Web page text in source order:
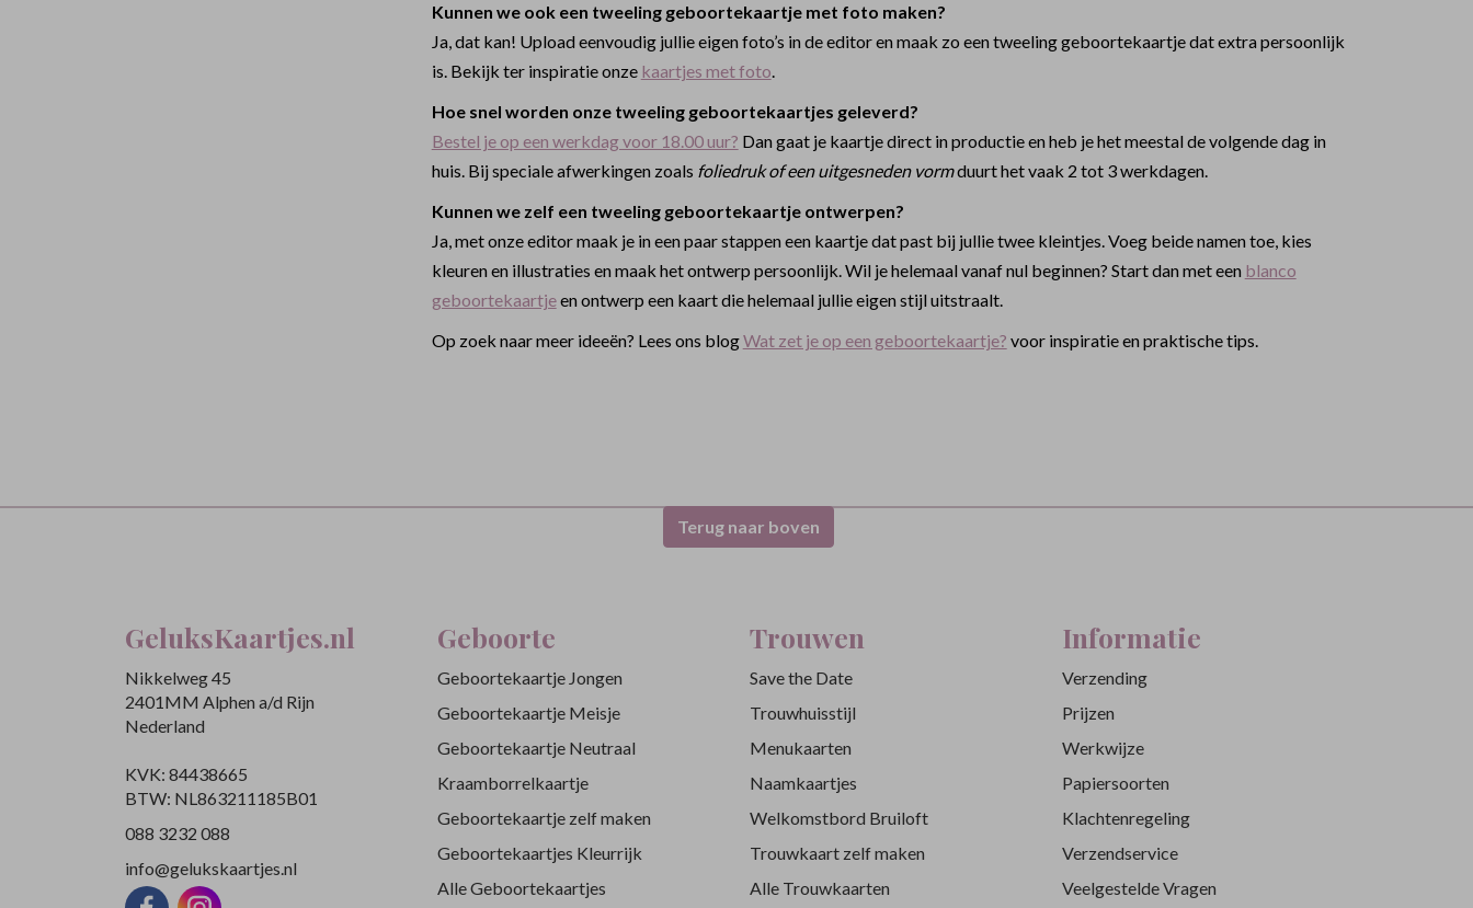
Kunnen we ook een tweeling geboortekaartje met foto maken?
Ja, dat kan! Upload eenvoudig jullie eigen foto’s in de editor en maak zo een tweeling geboortekaartje dat extra persoonlijk
is. Bekijk ter inspiratie onze kaartjes met foto.
Hoe snel worden onze tweeling geboortekaartjes geleverd?
Bestel je op een werkdag voor 18.00 uur? Dan gaat je kaartje direct in productie en heb je het meestal de volgende dag in
huis. Bij speciale afwerkingen zoals foliedruk of een uitgesneden vormduurt het vaak 2 tot 3 werkdagen.
Kunnen we zelf een tweeling geboortekaartje ontwerpen?
Ja, met onze editor maak je in een paar stappen een kaartje dat past bij jullie twee kleintjes. Voeg beide namen toe, kies
kleuren en illustraties en maak het ontwerp persoonlijk. Wil je helemaal vanaf nul beginnen? Start dan met een blanco
geboortekaartjeen ontwerp een kaart die helemaal jullie eigen stijl uitstraalt.
Op zoek naar meer ideeën? Lees ons blogWat zet je op een geboortekaartje? voor inspiratie en praktische tips.
Terug naar boven
GeluksKaartjes.nl
Nikkelweg 45
2401MM Alphen a/d Rijn
Nederland
KVK: 84438665
BTW: NL863211185B01
088 3232 088
info@gelukskaartjes.nl
Geboorte
Geboortekaartje Jongen
Geboortekaartje Meisje
Geboortekaartje Neutraal
Kraamborrelkaartje
Geboortekaartje zelf maken
Geboortekaartjes Kleurrijk
Alle Geboortekaartjes
Trouwen
Save the Date
Trouwhuisstijl
Menukaarten
Naamkaartjes
Welkomstbord Bruiloft
Trouwkaart zelf maken
Alle Trouwkaarten
Informatie
Verzending
Prijzen
Werkwijze
Papiersoorten
Klachtenregeling
Verzendservice
Veelgestelde Vragen